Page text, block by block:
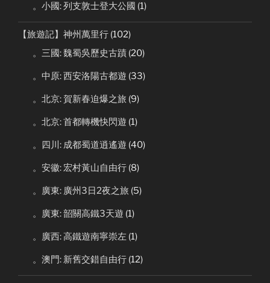
。小國: 列支敦士登大公國 (1)
【旅遊記】神州萬里行 (102)
。三國: 魏蜀吳歷史古蹟 (20)
。中原: 西安洛陽古都遊 (33)
。北京: 賀新春迫爆之旅 (9)
。北京: 首都轉機快閃遊 (1)
。四川: 成都蜀道逍遙遊 (40)
。安徽: 宏村黃山自由行 (8)
。廣東: 廣州3日2夜之旅 (5)
。廣東: 韶關高鐵3天遊 (1)
。廣西: 高鐵遊南寧崇左 (1)
。澳門: 新舊交錯自由行 (12)